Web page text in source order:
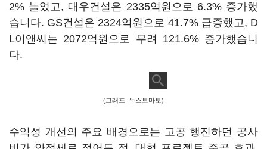
2% 늘었고, 대우건설은 2335억원으로 6.3% 증가했
습니다. GS건설은 2324억원으로 41.7% 급증했고, D
L이앤씨는 2072억원으로 무려 121.6% 증가했습니
다.
(그래프=뉴스토마토)
수익성 개선의 주요 배경으로는 고공 행진하던 공사